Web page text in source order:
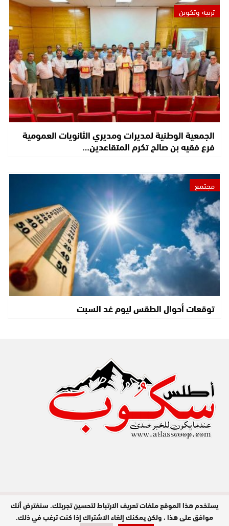
تربية وتكوين
الجمعية الوطنية لمديرات ومديري الثانويات العمومية
فرع فقيه بن صالح تكرم المتقاعدين…
مجتمع
توقعات أحوال الطقس ليوم غد السبت
مدير النشر : عبد الله عزي / جميع الحقوق
محفوظة © 2026
يستخدم هذا الموقع ملفات تعريف الارتباط لتحسين تجربتك. سنفترض أنك
موافق على هذا ، ولكن يمكنك إلغاء الاشتراك إذا كنت ترغب في ذلك.